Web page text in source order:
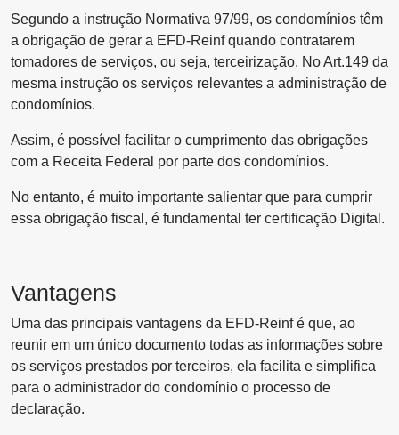
Segundo a instrução Normativa 97/99, os condomínios têm
a obrigação de gerar a EFD-Reinf quando contratarem
tomadores de serviços, ou seja, terceirização. No Art.149 da
mesma instrução os serviços relevantes a administração de
condomínios.
Assim, é possível facilitar o cumprimento das obrigações
com a Receita Federal por parte dos condomínios.
No entanto, é muito importante salientar que para cumprir
essa obrigação fiscal, é fundamental ter certificação Digital.
Vantagens
Uma das principais vantagens da EFD-Reinf é que, ao
reunir em um único documento todas as informações sobre
os serviços prestados por terceiros, ela facilita e simplifica
para o administrador do condomínio o processo de
declaração.